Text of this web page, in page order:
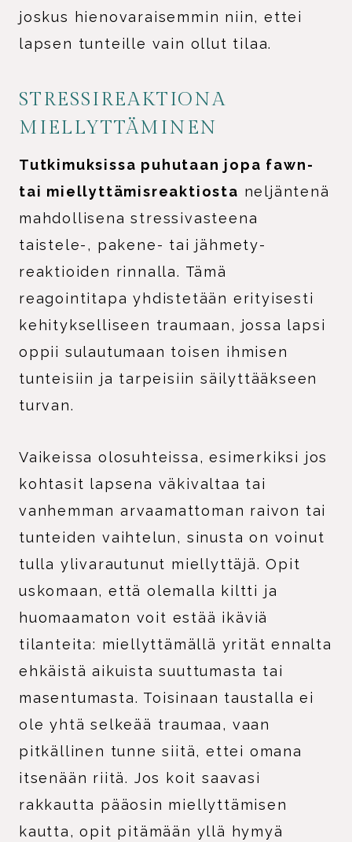
joskus hienovaraisemmin niin, ettei
lapsen tunteille vain ollut tilaa.
STRESSIREAKTIONA
MIELLYTTÄMINEN
Tutkimuksissa puhutaan jopa fawn-
tai miellyttämisreaktiosta neljäntenä
mahdollisena stressivasteena
taistele-, pakene- tai jähmety-
reaktioiden rinnalla. Tämä
reagointitapa yhdistetään erityisesti
kehitykselliseen traumaan, jossa lapsi
oppii sulautumaan toisen ihmisen
tunteisiin ja tarpeisiin säilyttääkseen
turvan.
Vaikeissa olosuhteissa, esimerkiksi jos
kohtasit lapsena väkivaltaa tai
vanhemman arvaamattoman raivon tai
tunteiden vaihtelun, sinusta on voinut
tulla ylivarautunut miellyttäjä. Opit
uskomaan, että olemalla kiltti ja
huomaamaton voit estää ikäviä
tilanteita: miellyttämällä yrität ennalta
ehkäistä aikuista suuttumasta tai
masentumasta. Toisinaan taustalla ei
ole yhtä selkeää traumaa, vaan
pitkällinen tunne siitä, ettei omana
itsenään riitä. Jos koit saavasi
rakkautta pääosin miellyttämisen
kautta, opit pitämään yllä hymyä